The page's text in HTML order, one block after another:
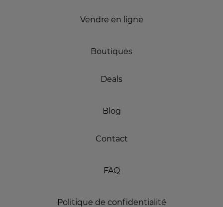
Vendre en ligne
Boutiques
Deals
Blog
Contact
FAQ
Politique de confidentialité